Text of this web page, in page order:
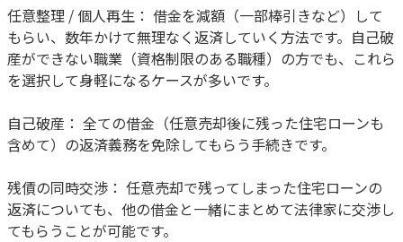
任意整理 / 個人再生： 借金を減額（一部棒引きなど）して
もらい、数年かけて無理なく返済していく方法です。自己破
産ができない職業（資格制限のある職種）の方でも、これら
を選択して身軽になるケースが多いです。
自己破産： 全ての借金（任意売却後に残った住宅ローンも
含めて）の返済義務を免除してもらう手続きです。
残債の同時交渉： 任意売却で残ってしまった住宅ローンの
返済についても、他の借金と一緒にまとめて法律家に交渉し
てもらうことが可能です。